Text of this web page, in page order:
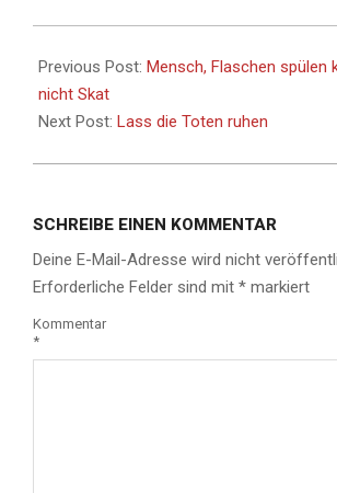
Previous Post: Mensch, Flaschen spülen
nicht Skat
Next Post: Lass die Toten ruhen
SCHREIBE EINEN KOMMENTAR
Deine E-Mail-Adresse wird nicht
Erforderliche Felder sind mit * markiert
Kommentar
*